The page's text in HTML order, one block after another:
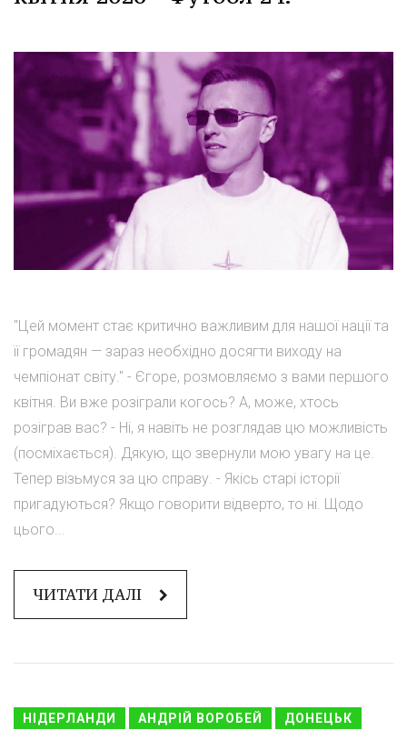
"Цей момент стає критично важливим для нашої нації та
її громадян — зараз необхідно досягти виходу на
чемпіонат світу." - Єгоре, розмовляємо з вами першого
квітня. Ви вже розіграли когось? А, може, хтось
розіграв вас? - Ні, я навіть не розглядав цю можливість
(посміхається). Дякую, що звернули мою увагу на це.
Тепер візьмуся за цю справу. - Якісь старі історії
пригадуються? Якщо говорити відверто, то ні. Щодо
цього...
ЧИТАТИ ДАЛІ
НІДЕРЛАНДИ АНДРІЙ ВОРОБЕЙ ДОНЕЦЬК